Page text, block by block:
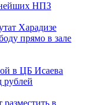
НПЗ
Харадизе
прямо в зале
в ЦБ Исаева
рублей
в